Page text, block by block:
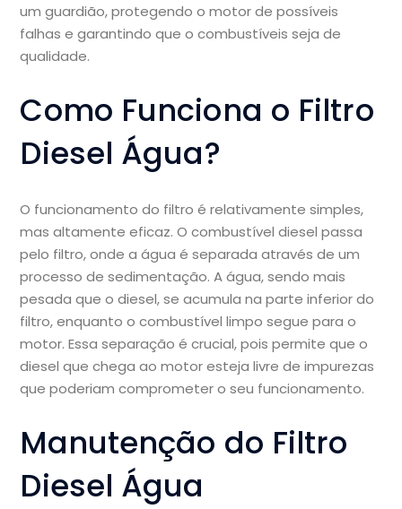
um guardião, protegendo o motor de possíveis
falhas e garantindo que o combustíveis seja de
qualidade.
Como Funciona o Filtro
Diesel Água?
O funcionamento do filtro é relativamente simples,
mas altamente eficaz. O combustível diesel passa
pelo filtro, onde a água é separada através de um
processo de sedimentação. A água, sendo mais
pesada que o diesel, se acumula na parte inferior do
filtro, enquanto o combustível limpo segue para o
motor. Essa separação é crucial, pois permite que o
diesel que chega ao motor esteja livre de impurezas
que poderiam comprometer o seu funcionamento.
Manutenção do Filtro
Diesel Água